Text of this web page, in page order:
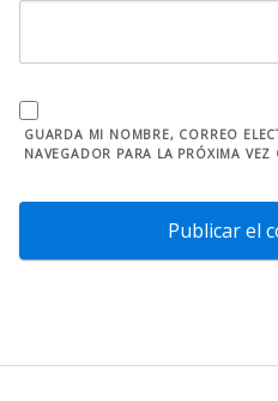
GUARDA MI NOMBRE, CORREO
NAVEGADOR PARA LA PRÓXIMA VEZ